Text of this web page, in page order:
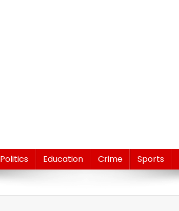
Politics Education Crime Sports